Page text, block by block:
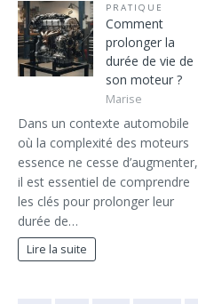
PRATIQUE
Comment
prolonger la
durée de vie de
son moteur ?
Marise
Dans un contexte automobile
où la complexité des moteurs
essence ne cesse d’augmenter,
il est essentiel de comprendre
les clés pour prolonger leur
durée de…
Lire la suite